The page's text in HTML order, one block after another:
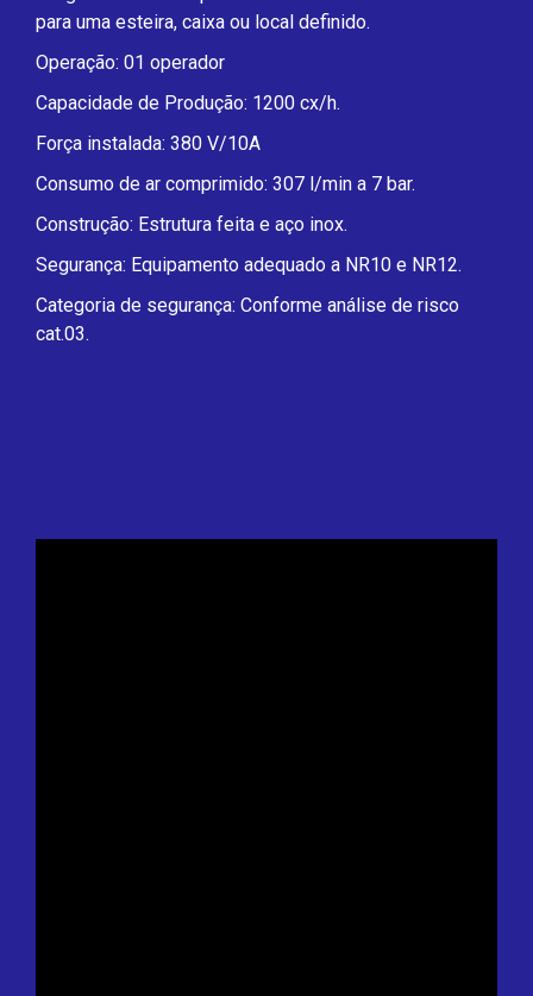
para uma esteira, caixa ou local definido.
Operação: 01 operador
Capacidade de Produção: 1200 cx/h.
Força instalada: 380 V/10A
Consumo de ar comprimido: 307 l/min a 7 bar.
Construção: Estrutura feita e aço inox.
Segurança: Equipamento adequado a NR10 e NR12.
Categoria de segurança: Conforme análise de risco
cat.03.